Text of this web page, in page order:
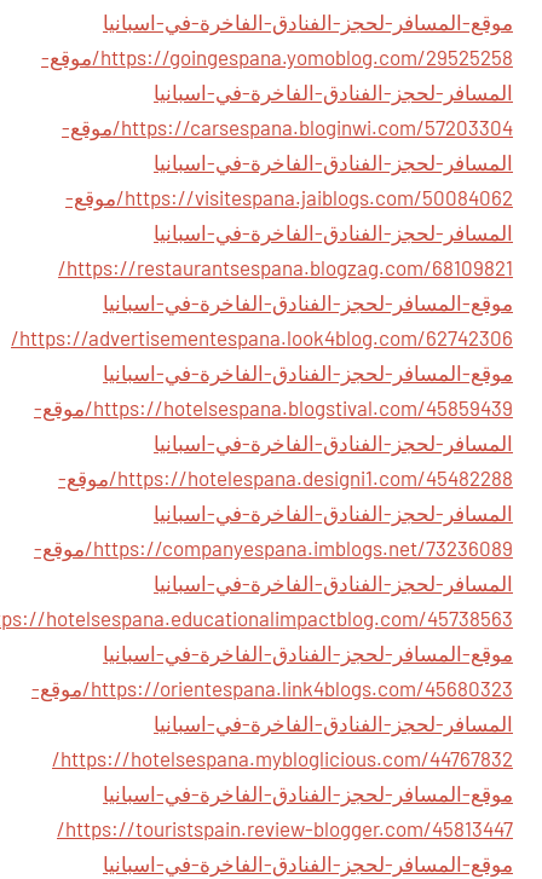
موقع-المسافر-لحجز-الفنادق-الفاخرة-في-اسبانيا
https://goingespana.yomoblog.com/29525258/موقع-
المسافر-لحجز-الفنادق-الفاخرة-في-اسبانيا
https://carsespana.bloginwi.com/57203304/موقع-
المسافر-لحجز-الفنادق-الفاخرة-في-اسبانيا
https://visitespana.jaiblogs.com/50084062/موقع-
المسافر-لحجز-الفنادق-الفاخرة-في-اسبانيا
https://restaurantsespana.blogzag.com/68109821/
موقع-المسافر-لحجز-الفنادق-الفاخرة-في-اسبانيا
https://advertisementespana.look4blog.com/62742306/
موقع-المسافر-لحجز-الفنادق-الفاخرة-في-اسبانيا
https://hotelsespana.blogstival.com/45859439/موقع-
المسافر-لحجز-الفنادق-الفاخرة-في-اسبانيا
https://hotelespana.designi1.com/45482288/موقع-
المسافر-لحجز-الفنادق-الفاخرة-في-اسبانيا
https://companyespana.imblogs.net/73236089/موقع-
المسافر-لحجز-الفنادق-الفاخرة-في-اسبانيا
موقع-المسافر-لحجز-الفنادق-الفاخرة-في-اسبانيا
https://orientespana.link4blogs.com/45680323/موقع-
المسافر-لحجز-الفنادق-الفاخرة-في-اسبانيا
https://hotelsespana.mybloglicious.com/44767832/
موقع-المسافر-لحجز-الفنادق-الفاخرة-في-اسبانيا
https://touristspain.review-blogger.com/45813447/
موقع-المسافر-لحجز-الفنادق-الفاخرة-في-اسبانيا